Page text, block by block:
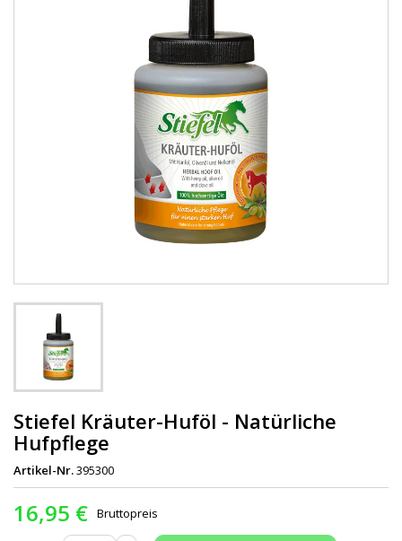
Stiefel Kräuter-Huföl - Natürliche
Hufpflege
Artikel-Nr.395300
16,95 € Bruttopreis